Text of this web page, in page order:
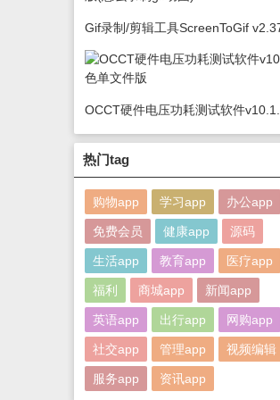
热门tag
购物app 学习app 办公app
免费会员 健康app 源码
生活app 教育app 医疗app
福利 商城app 新闻app
英语app 出行app 网购app
社交app 管理app 视频编辑
服务app 资讯app